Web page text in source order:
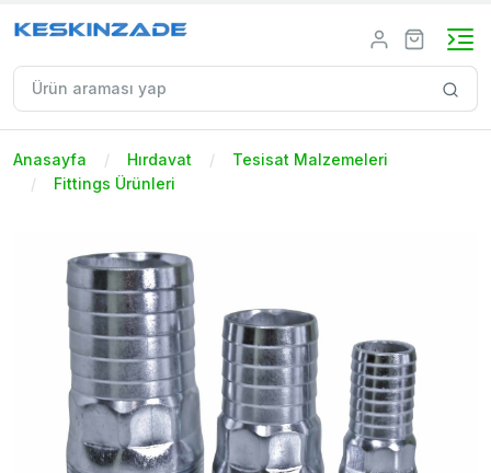
Anasayfa Hırdavat
Tesisat Malzemeleri
Fittings Ürünleri